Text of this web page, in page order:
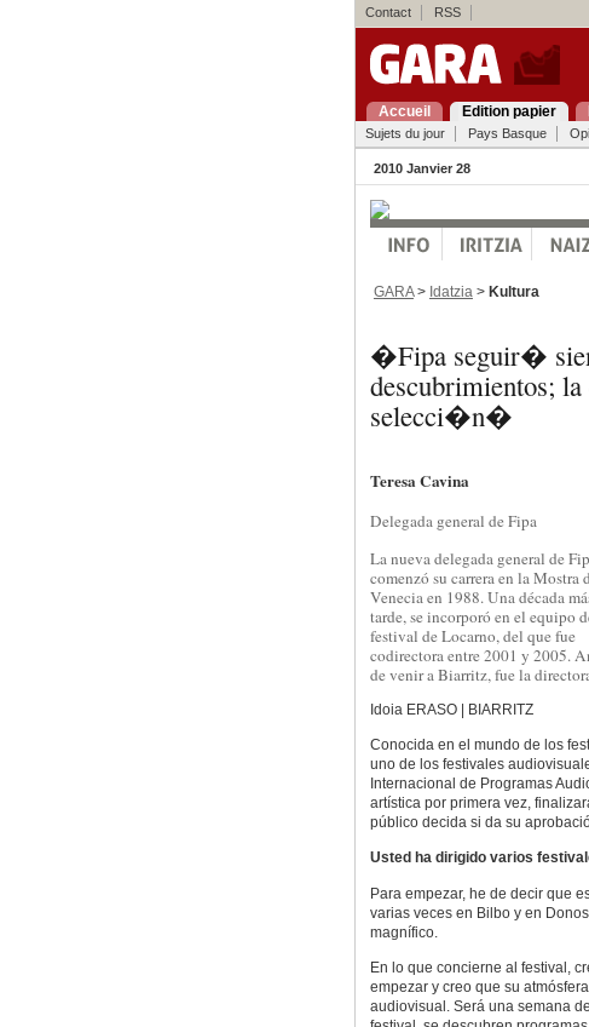
Contact RSS
Accueil Edition papier
Sujets du jour Pays Basque
2010 Janvier 28
GARA> Idatzia > Kultura
�Fipa seguir�
descubrimientos;
selecci�n�
Teresa Cavina
Delegada general de Fipa
La nueva delegada general de
comenzó su carrera en la Mostra
Venecia en 1988. Una década
tarde, se incorporó en el equipo
festival de Locarno, del que fue
codirectora entre 2001 y 2005.
de venir a Biarritz, fue la
Idoia ERASO | BIARRITZ
Conocida en el mundo de los
uno de los festivales
Internacional de Programas
artística por primera vez,
público decida si da su
Usted ha dirigido varios
Para empezar, he de decir que
varias veces en Bilbo y en
magnífico.
En lo que concierne al festival,
empezar y creo que su
audiovisual. Será una semana